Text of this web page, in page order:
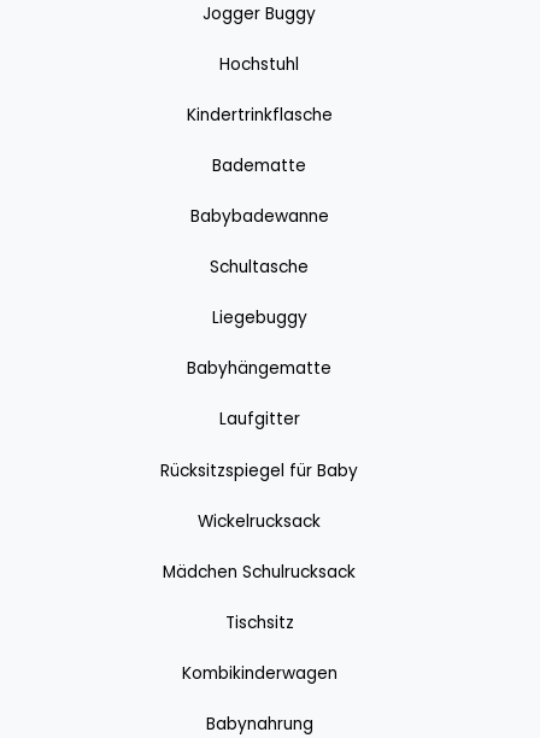
Jogger Buggy
Hochstuhl
Kindertrinkflasche
Badematte
Babybadewanne
Schultasche
Liegebuggy
Babyhängematte
Laufgitter
Rücksitzspiegel für Baby
Wickelrucksack
Mädchen Schulrucksack
Tischsitz
Kombikinderwagen
Babynahrung